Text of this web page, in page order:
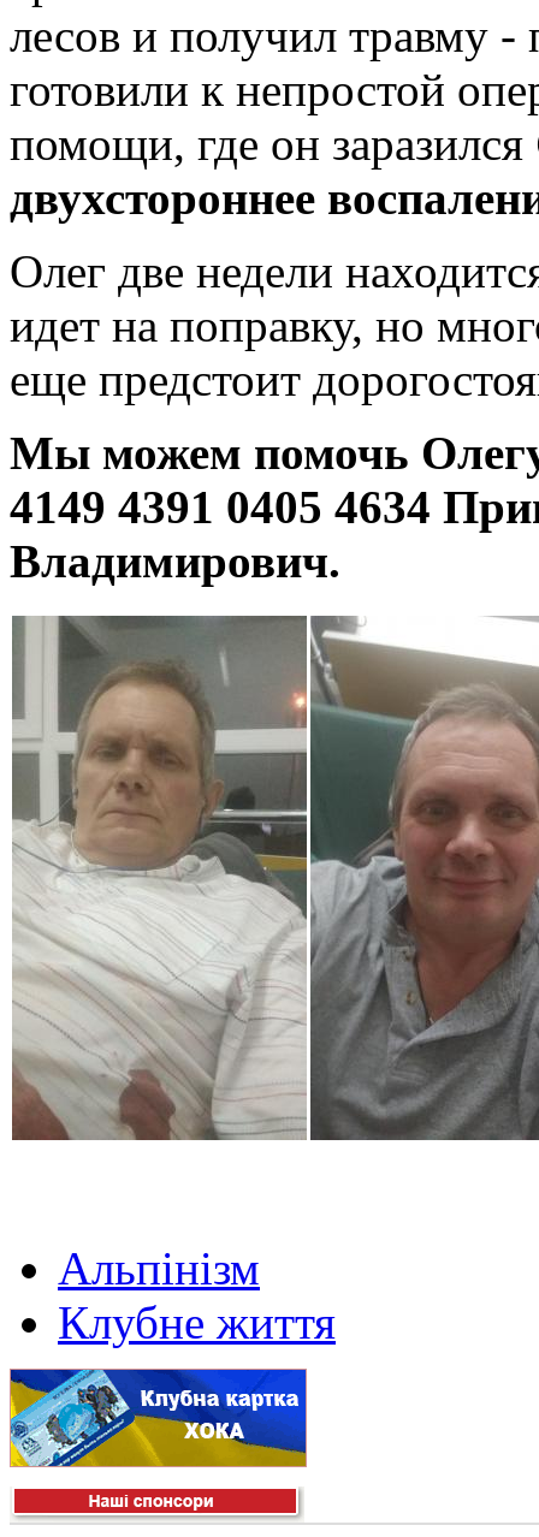
лесов и получил травму
готовили к непростой
помощи, где он заразился
двухстороннее
Олег две недели
идет на поправку, но
еще предстоит
Мы можем помочь
4149 4391 0405 4634
Владимирович.
Альпінізм
Клубне життя